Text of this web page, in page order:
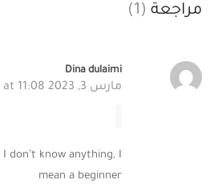
مراجعة (1)
Dina dulaimi
مارس 3, 2023 at 11:08 مساءً
don’t know anything, I
mean a beginner